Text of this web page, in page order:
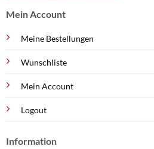
Mein Account
Meine Bestellungen
Wunschliste
Mein Account
Logout
Information